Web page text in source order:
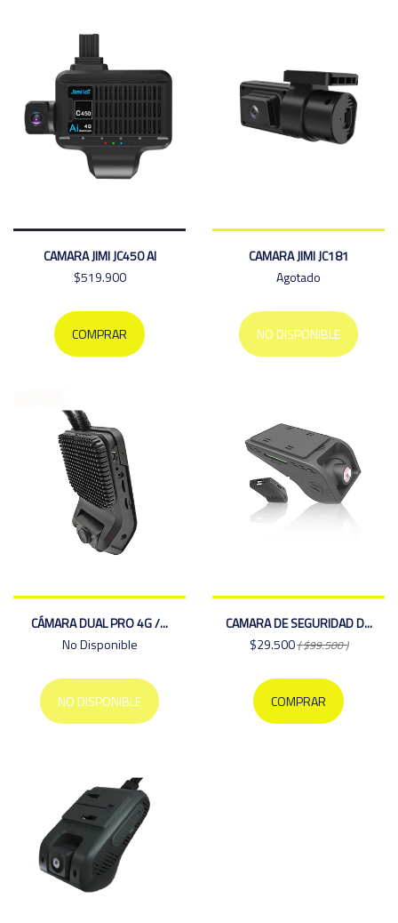
CAMARA JIMI JC450 AI
$519.900
COMPRAR
CAMARA JIMI JC181
Agotado
NO DISPONIBLE
CÁMARA DUAL PRO 4G /...
No Disponible
NO DISPONIBLE
CAMARA DE SEGURIDAD D...
$29.500( $99.500 )
COMPRAR